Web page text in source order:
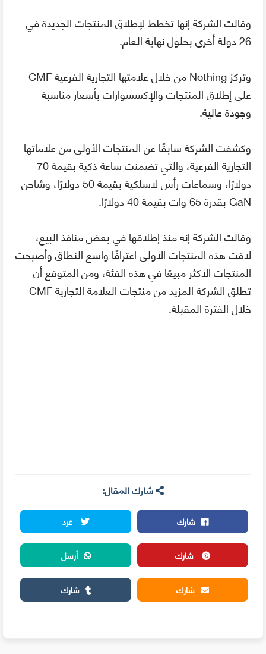
وقالت الشركة إنها تخطط لإطلاق المنتجات الجديدة في
26 دولة أخرى بحلول نهاية العام.
وتركز Nothing من خلال علامتها التجارية الفرعية CMF
على إطلاق المنتجات والإكسسوارات بأسعار مناسبة
وجودة عالية.
وكشفت الشركة سابقًا عن المنتجات الأولى من علاماتها
التجارية الفرعية، والتي تضمنت ساعة ذكية بقيمة 70
دولارًا، وسماعات رأس لاسلكية بقيمة 50 دولارًا، وشاحن
GaN بقدرة 65 وات بقيمة 40 دولارًا.
وقالت الشركة إنه منذ إطلاقها في بعض منافذ البيع،
لاقت هذه المنتجات الأولى اعترافًا واسع النطاق وأصبحت
المنتجات الأكثر مبيعًا في هذه الفئة، ومن المتوقع أن
تطلق الشركة المزيد من منتجات العلامة التجارية CMF
خلال الفترة المقبلة.
شارك المقال:
شارك
غرد
شارك
أرسل
شارك
شارك